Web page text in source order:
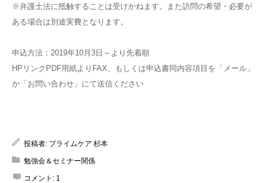
※弁護士法に抵触することは受けかねます。また訪問の希望・必要が
ある場合は別途実費となります。
申込方法：2019年10月3日～より先着順
HPリンクPDF用紙よりFAX、もしくは申込書同内容項目を「メール」
か「お問い合わせ」にて送信ください
投稿者: プライムケア 杉本
勉強会＆セミナー関係
コメント: 1